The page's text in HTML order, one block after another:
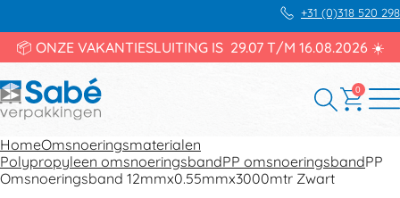
+31 (0)318 520 298
📦 ONZE VAKANTIESLUITING IS 29.07 T/M 16.08.2026 ☀️
0
HomeOmsnoeringsmaterialen
Polypropyleen omsnoeringsbandPP omsnoeringsbandPP
Omsnoeringsband 12mmx0.55mmx3000mtr Zwart